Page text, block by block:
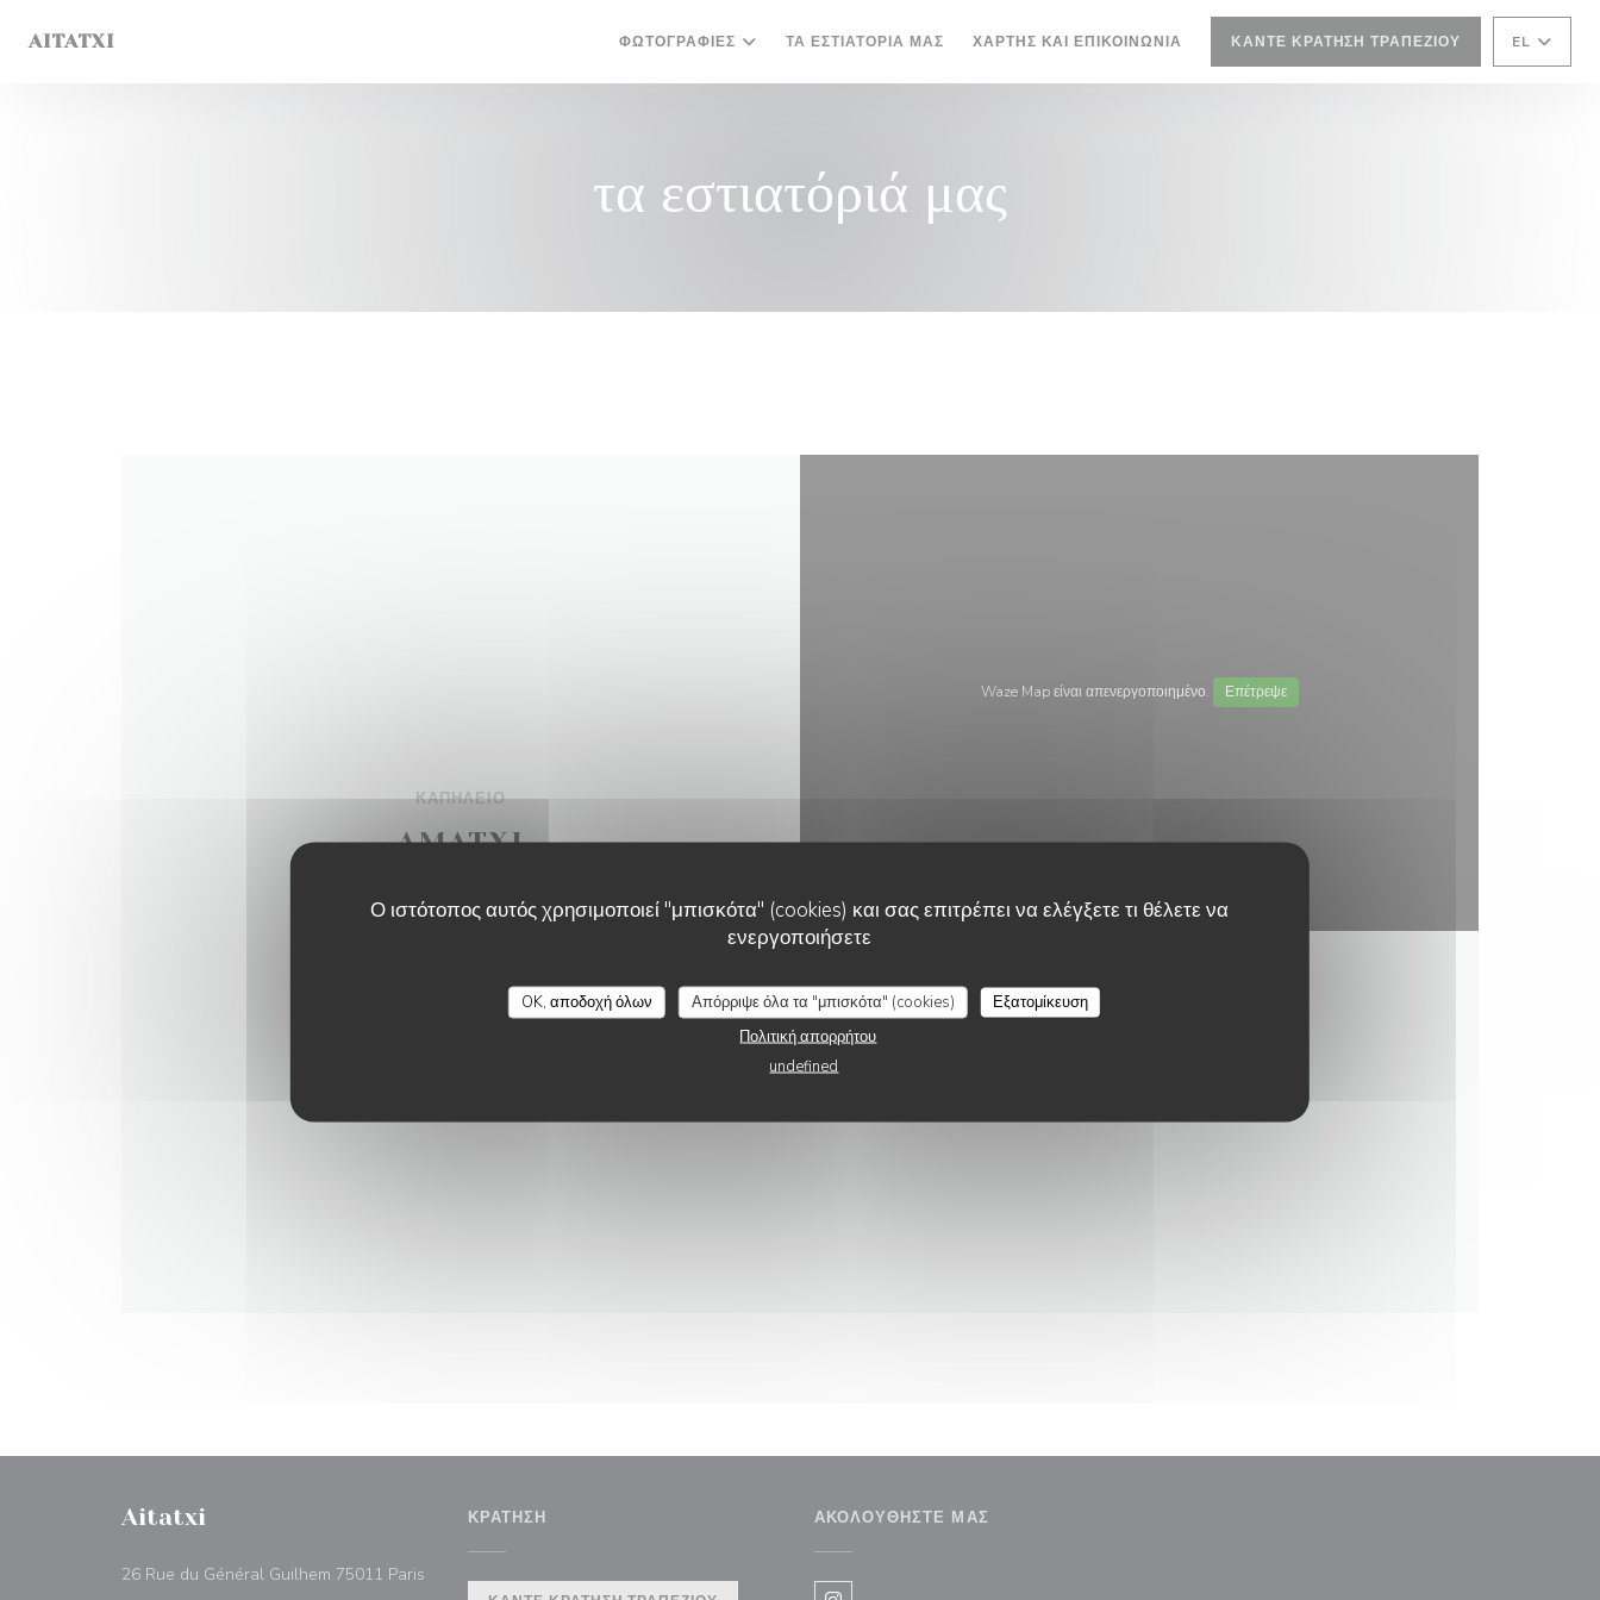
Ο ιστότοπος αυτός χρησιμοποιεί "μπισκότα" (cookies) και σας επιτρέπει να ελέγξετε τι θέλετε να
ενεργοποιήσετε
OK, αποδοχή όλων Απόρριψε όλα τα "μπισκότα" (cookies)
Εξατομίκευση
Πολιτική απορρήτου
undefined
AITATXI ΦΩΤΟΓΡΑΦΊΕΣ ΤΑ ΕΣΤΙΑΤΌΡΙΆ ΜΑΣ ΧΆΡΤΗΣ ΚΑΙ ΕΠΙΚΟΙΝΩΝΊΑ ΚΆΝΤΕ ΚΡΆΤΗΣΗ ΤΡΑΠΕΖΙΟΎ EL
τα εστιατόριά μας
ΚΑΠΗΛΕΙΌ
AMATXI
Waze Map είναι απενεργοποιημένο. Επέτρεψε
Aitatxi
26 Rue du Général Guilhem 75011 Paris
ΚΡΆΤΗΣΗ ΑΚΟΛΟΥΘΉΣΤΕ ΜΑΣ
AITATXI